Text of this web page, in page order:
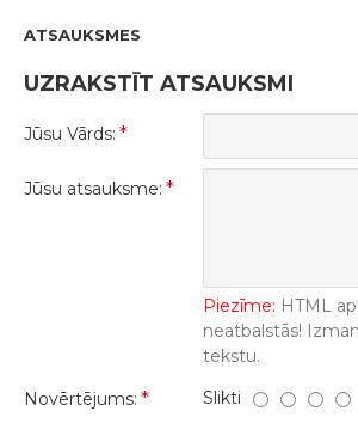
ATSAUKSMES
UZRAKSTĪT ATSAUKSMI
Jūsu Vārds:
Jūsu atsauksme:
Piezīme: HTML
neatbalstās!
tekstu.
Novērtējums:
Slikti